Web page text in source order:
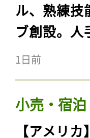
ル、熟練技
ブ創設。人
1日前
小売・宿
【アメリ